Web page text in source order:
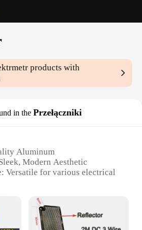
products with
in the Przełączniki
Aluminum
Modern Aesthetic
Versatile for various electrical
Comes with a set of
for electricians,